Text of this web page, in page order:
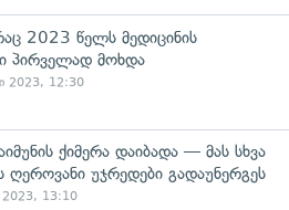
2023 წელს მედიცინის
პირველად მოხდა
2023, 12:30
ქიმერა დაიბადა — მას სხვა
ღეროვანი უჯრედები გადაუნერგეს
2023, 13:10